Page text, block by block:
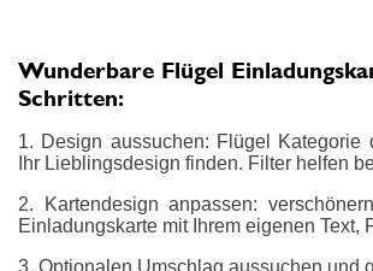
Wunderbare Flügel
Schritten:
1. Design aussuchen: Flügel Kategorie
Ihr Lieblingsdesign finden. Filter helfen
2. Kartendesign anpassen:
Einladungskarte mit Ihrem eigenen Text,
3. Optionalen Umschlag aussuchen und